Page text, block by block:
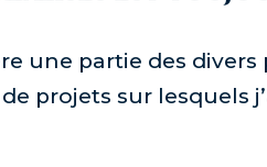
une partie des divers
projets sur lesquels